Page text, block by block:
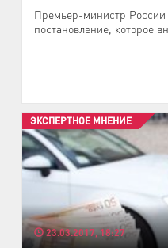
Премьер-министр
постановление, которое
23.03.2017, 18:27
ЭКСПЕРТНОЕ МНЕНИЕ